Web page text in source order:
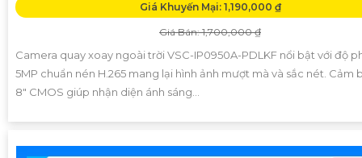
Giá Khuyến Mại: 1,190,000 ₫
Giá Bán: 1,700,000 ₫
Camera quay xoay ngoài trời VSC-IP0950A-PDLKF nổi bật với độ
5MP chuẩn nén H.265 mang lại hình ảnh mượt mà và sắc nét. Cảm
8" CMOS giúp nhận diện ánh sáng...